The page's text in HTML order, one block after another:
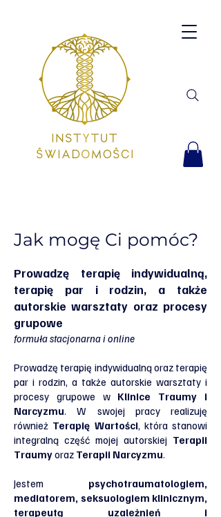
Jak mogę Ci pomóc?
Prowadzę terapię indywidualną,
terapię par i rodzin, a także
autorskie warsztaty oraz procesy
grupowe
formuła stacjonarna i online
Prowadzę terapię indywidualną oraz terapię
par i rodzin, a także autorskie warsztaty i
procesy grupowe wKlinice Traumy i
Narcyzmu. W swojej pracy realizuję
również Terapię Wartości, która stanowi
integralną część mojej autorskiej Terapii
Traumyoraz Terapii Narcyzmu.
Jestem psychotraumatologiem,
mediatorem, seksuologiem klinicznym,
terapeutą uzależnień i